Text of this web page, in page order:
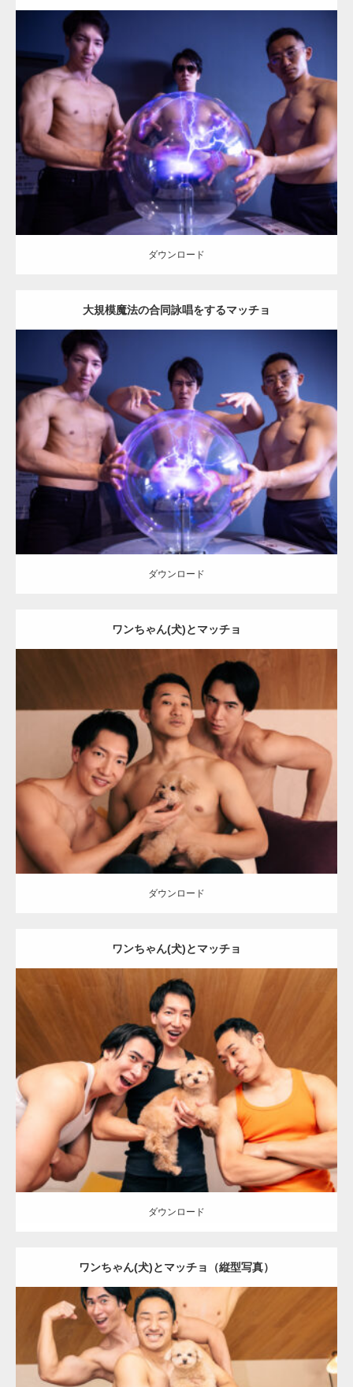
2025.10.30
Category: 科学技術館のマッチョ オレンジの人
AKIHITO(細マッチョ)
SOSUKE 外資系筋肉 千代田区（東京）
ダウンロード
ダウンロード
大規模魔法の合同詠唱をするマッチョ
Update: 2025.10.30
Category: 科学技術館のマッチョ オレンジの人 AKIHITO(細マッチョ)
SOSUKE 外資系筋肉 千代田区（東京）
ダウンロード
ダウンロード
ワンちゃん(犬)とマッチョ
Update:2026.05.9
Category: ワンちゃん(犬)とマッチョ オレンジの人 AKIHITO(細マッ
チョ)
SOSUKE 外資系筋肉
ダウンロード
ダウンロード
ワンちゃん(犬)とマッチョ
Update:2026.05.9
Category:ワンちゃん(犬)とマッチョ オレンジの人
AKIHITO(細マッ
チョ) SOSUKE 外資系筋肉
ダウンロード
ダウンロード
ワンちゃん(犬)とマッチョ（縦型写真）
Update:2026.05.9
Category:ワンちゃん(犬)とマッチョ オレンジの人